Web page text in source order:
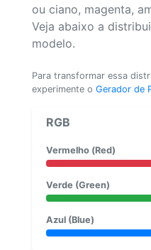
ou ciano, magenta,
Veja abaixo a
modelo.
Para transformar essa
experimente o Gerador de
RGB
Vermelho (Red)
Verde (Green)
Azul (Blue)